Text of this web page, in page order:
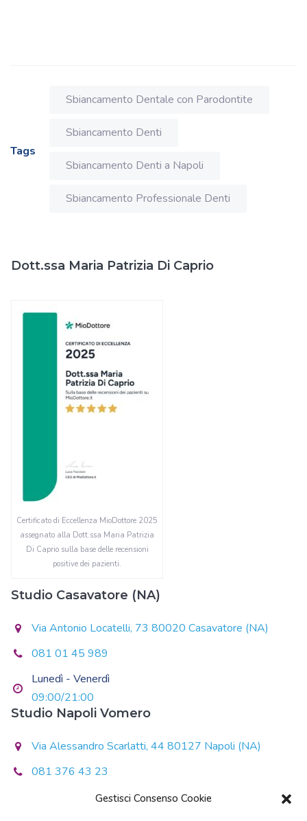
Gestisci Consenso Cookie
Tags
Sbiancamento Dentale con Parodontite
Sbiancamento Denti
Sbiancamento Denti a Napoli
Sbiancamento Professionale Denti
Dott.ssa Maria Patrizia Di Caprio
Certificato di Eccellenza MioDottore 2025
assegnato alla Dott.ssa Maria Patrizia
Di Caprio sulla base delle recensioni
positive dei pazienti.
Studio Casavatore (NA)
Via Antonio Locatelli, 73 80020 Casavatore (NA)
081 01 45 989
Lunedì - Venerdì
09:00/21:00
Studio Napoli Vomero
Via Alessandro Scarlatti, 44 80127 Napoli (NA)
081 376 43 23
Lunedì - Giovedì